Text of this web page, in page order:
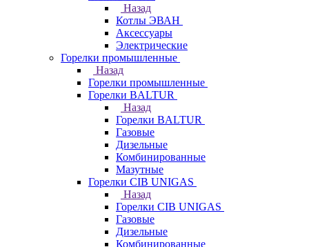
Назад
Котлы ЭВАН
Аксессуары
Электрические
Горелки промышленные
Назад
Горелки промышленные
Горелки BALTUR
Назад
Горелки BALTUR
Газовые
Дизельные
Комбинированные
Мазутные
Горелки CIB UNIGAS
Назад
Горелки CIB UNIGAS
Газовые
Дизельные
Комбинированные